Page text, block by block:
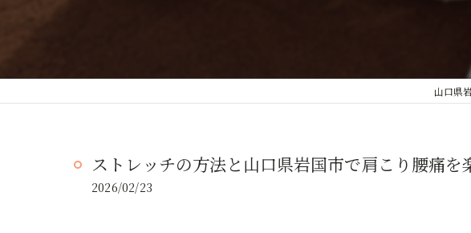
山口県
ストレッチの方法と山口県岩国市で肩こり腰痛を
2026/02/23